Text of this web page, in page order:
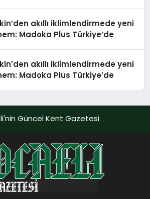
akıllı iklimlendirmede yeni
Madoka Plus Türkiye’de
akıllı iklimlendirmede yeni
Madoka Plus Türkiye’de
Güncel Kent Gazetesi